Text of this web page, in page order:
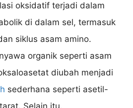
oksidatif terjadi dalam
di dalam sel, termasuk
siklus asam amino.
organik seperti asam
diubah menjadi
sederhana seperti asetil-